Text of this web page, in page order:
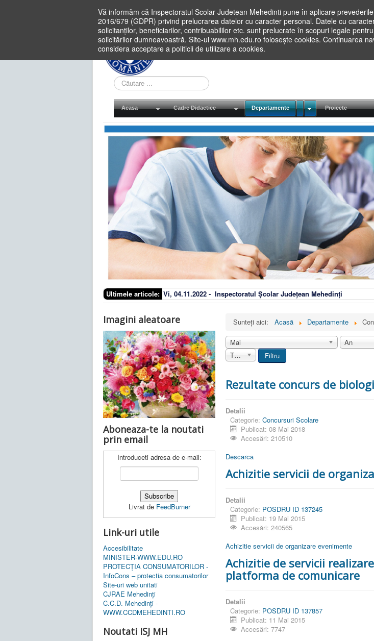
Vă informăm că Inspectoratul Scolar Judetean Mehedinti pune în aplicare
2016/679 (GDPR) privind prelucrarea datelor cu caracter personal. Datele cu
solicitanților, beneficiarilor, contribuabililor etc. sunt prelucrate în scopuri legale
solicitărilor dumneavoastră. Site-ul www.mh.edu.ro folosește cookies. Continuarea
considera acceptare a politicii de utilizare a cookies.
Cauta
in
site
Acasa Cadre Didactice Departamente Proiecte
Ultimele articole: Vi, 04.11.2022 - Inspectoratul Școlar Județean Mehedinți
Imagini aleatoare
Aboneaza-te la noutati
prin email
Introduceti adresa de e-mail:
Livrat de FeedBurner
Link-uri utile
Accesibilitate
MINISTER-WWW.EDU.RO
PROTECȚIA CONSUMATORILOR -
InfoCons – protectia consumatorilor
Site-uri web unitati
CJRAE Mehedinți
C.C.D. Mehedinţi -
WWW.CCDMEHEDINTI.RO
Noutati ISJ MH
Sunteți aici: Acasă Departamente
Mai
An
Toate
Filtru
Rezultate concurs de
Detalii
Categorie: Concursuri Scolare
Publicat: 08 Mai 2018
Accesări: 210510
Descarca
Achizitie servicii de
Detalii
Categorie: POSDRU ID 137245
Publicat: 19 Mai 2015
Accesări: 240565
Achizitie servicii de organizare evenimente
Achizitie de servicii
platforma de comunicare
Detalii
Categorie: POSDRU ID 137857
Publicat: 11 Mai 2015
Accesări: 7747